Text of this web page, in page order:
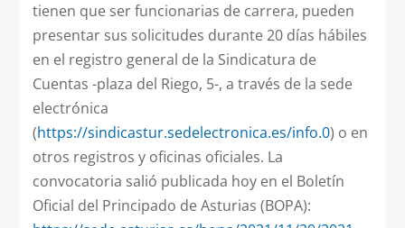
tienen que ser funcionarias de carrera, pueden
presentar sus solicitudes durante 20 días hábiles
en el registro general de la Sindicatura de
Cuentas -plaza del Riego, 5-, a través de la sede
electrónica
(https://sindicastur.sedelectronica.es/info.0) o en
otros registros y oficinas oficiales. La
convocatoria salió publicada hoy en el Boletín
Oficial del Principado de Asturias (BOPA):